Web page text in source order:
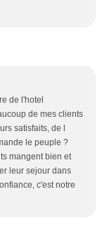
de l'hotel
de mes clients
satisfaits, de l
le peuple ?
mangent bien et
leur sejour dans
c'est notre